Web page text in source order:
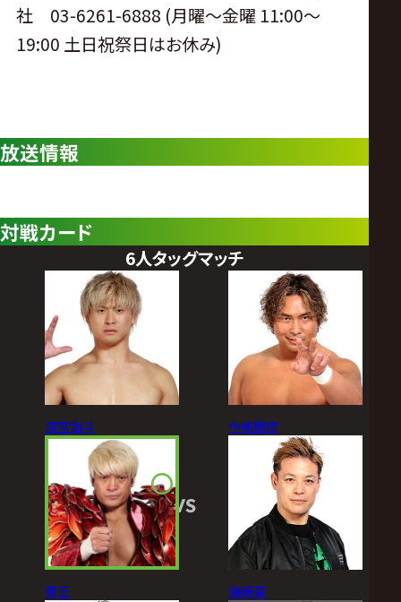
社 03-6261-6888 (月曜〜金曜 11:00〜
19:00 土日祝祭日はお休み)
放送情報
対戦カード
6人タッグマッチ
清宮海斗
拳王
VS
中嶋勝彦
潮崎豪